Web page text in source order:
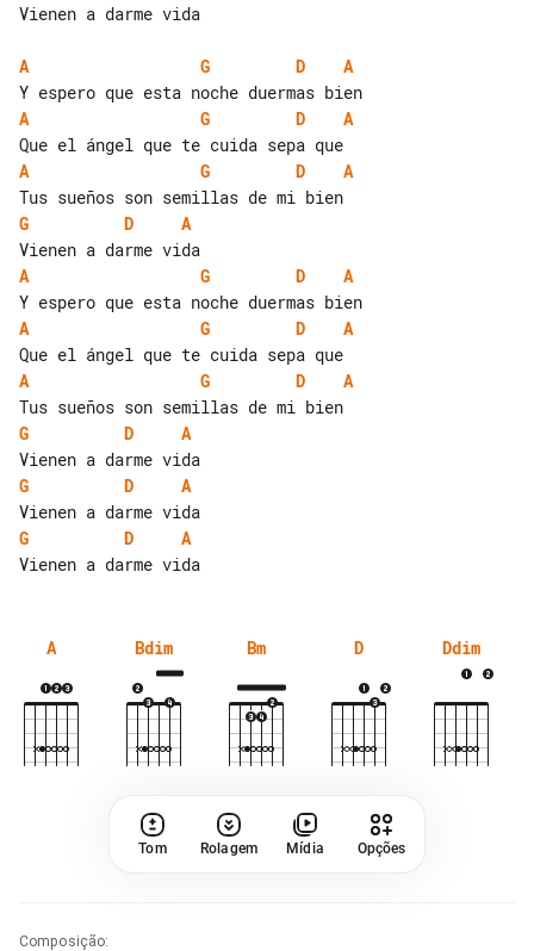
Vienen a darme vida
A G D
A
A
G D
A
A
G D
A
G
D
A
A
G D
A
A
G D
A
A
G D
A
G
D
A
G
D
A
G
D
A
A Bdim Bm D Ddim
Tom Rolagem Mídia Opções
Composição: